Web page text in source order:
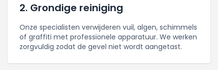
2. Grondige reiniging
Onze specialisten verwijderen vuil, algen, schimmels
of graffiti met professionele apparatuur. We werken
zorgvuldig zodat de gevel niet wordt aangetast.